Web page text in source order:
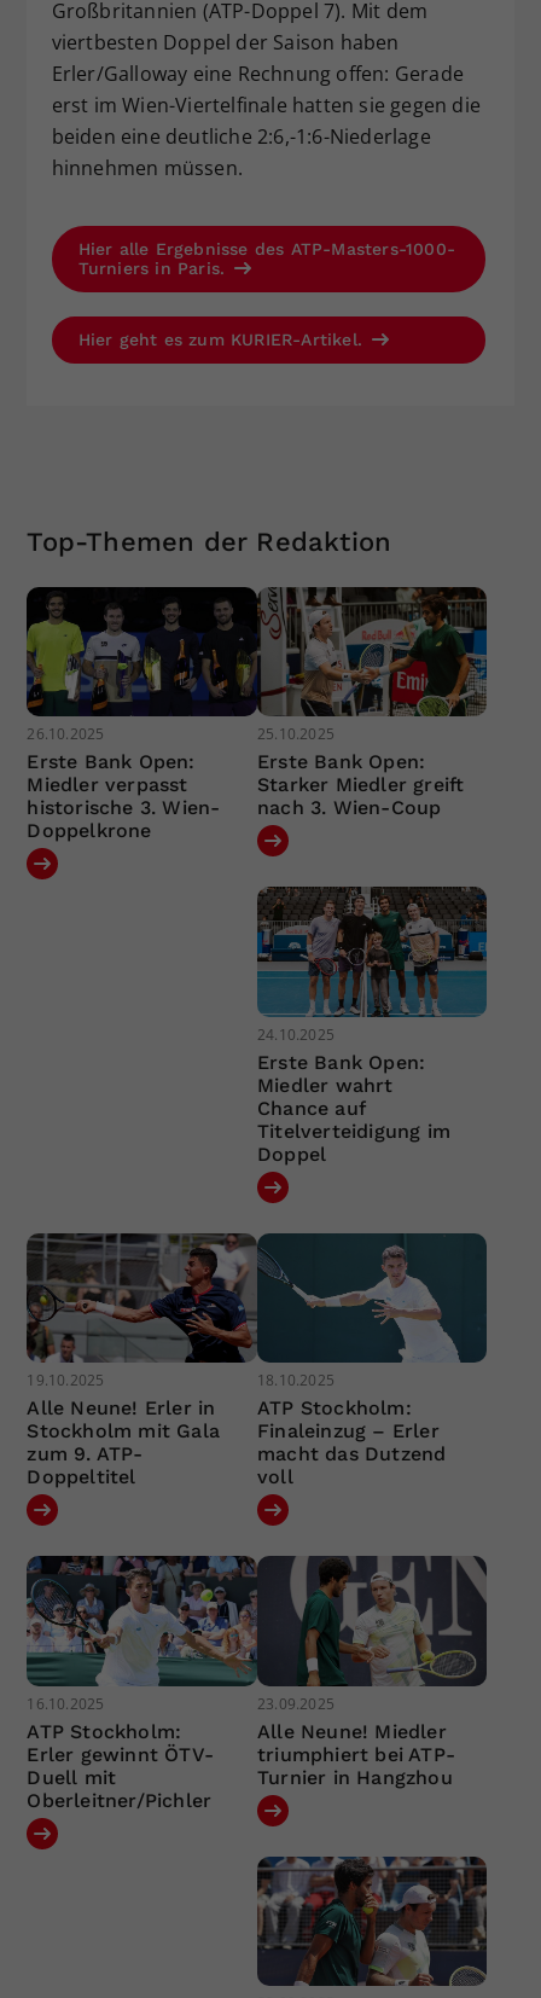
Großbritannien (ATP-Doppel 7). Mit dem
viertbesten Doppel der Saison haben
Erler/Galloway eine Rechnung offen: Gerade
erst im Wien-Viertelfinale hatten sie gegen die
beiden eine deutliche 2:6,-1:6-Niederlage
hinnehmen müssen.
Hier alle Ergebnisse des ATP-Masters-1000-
Turniers in Paris.
Hier geht es zum KURIER-Artikel.
Top-Themen der Redaktion
26.10.2025
Erste Bank Open:
Miedler verpasst
historische 3. Wien-
Doppelkrone
25.10.2025
Erste Bank Open:
Starker Miedler greift
nach 3. Wien-Coup
24.10.2025
Erste Bank Open:
Miedler wahrt
Chance auf
Titelverteidigung im
Doppel
19.10.2025
Alle Neune! Erler in
Stockholm mit Gala
zum 9. ATP-
Doppeltitel
18.10.2025
ATP Stockholm:
Finaleinzug – Erler
macht das Dutzend
voll
16.10.2025
ATP Stockholm:
Erler gewinnt ÖTV-
Duell mit
Oberleitner/Pichler
23.09.2025
Alle Neune! Miedler
triumphiert bei ATP-
Turnier in Hangzhou